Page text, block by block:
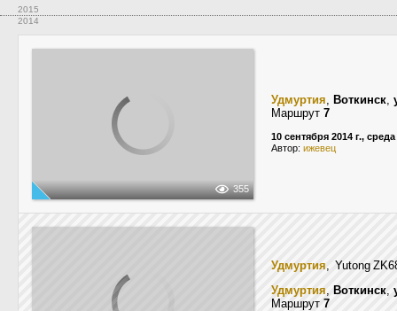
2015
2014
355
Удмуртия, Воткинск,
Маршрут 7
10 сентября 2014 г., среда
Автор: ижевец
Удмуртия, Yutong
Удмуртия, Воткинск,
Маршрут 7